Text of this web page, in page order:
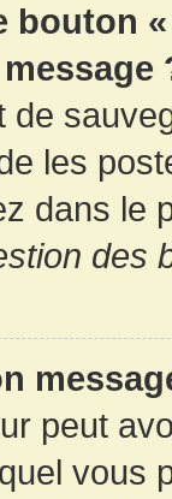
bouton
de
les
dans le
des
peut
vous